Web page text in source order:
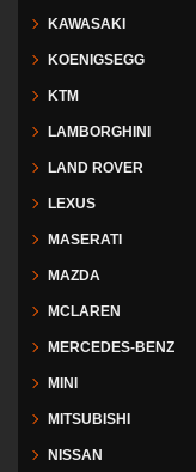
KAWASAKI
KOENIGSEGG
KTM
LAMBORGHINI
LAND ROVER
LEXUS
MASERATI
MAZDA
MCLAREN
MERCEDES-BENZ
MINI
MITSUBISHI
NISSAN